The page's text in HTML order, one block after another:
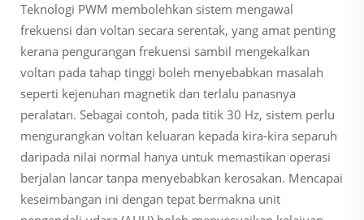
Teknologi PWM membolehkan sistem mengawal
frekuensi dan voltan secara serentak, yang amat penting
kerana pengurangan frekuensi sambil mengekalkan
voltan pada tahap tinggi boleh menyebabkan masalah
seperti kejenuhan magnetik dan terlalu panasnya
peralatan. Sebagai contoh, pada titik 30 Hz, sistem perlu
mengurangkan voltan keluaran kepada kira-kira separuh
daripada nilai normal hanya untuk memastikan operasi
berjalan lancar tanpa menyebabkan kerosakan. Mencapai
keseimbangan ini dengan tepat bermakna unit